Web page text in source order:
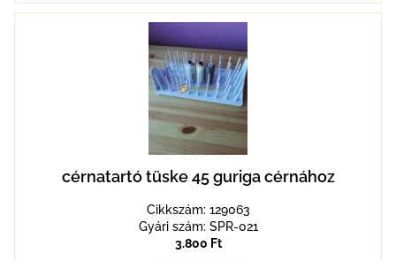
cérnatartó tüske 45 guriga cérnához
Cikkszám: 129063
Gyári szám: SPR-021
3.800 Ft